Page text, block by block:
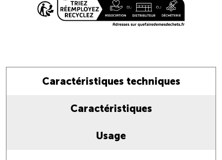
Caractéristiques techniques
Caractéristiques
Usage